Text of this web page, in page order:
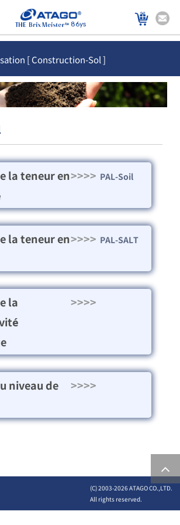
86ys
[ Construction-Sol ]
la teneur en>>>> PAL-Soil
la teneur en>>>> PAL-SALT
la
>>>>
niveau de
>>>>
(C) 2003-2026 ATAGO CO.,LTD.
All rights reserved.